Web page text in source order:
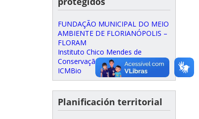
FUNDAÇÃO MUNICIPAL DO MEIO
AMBIENTE DE FLORIANÓPOLIS –
FLORAM
Instituto Chico Mendes de
Conservação da Biodiversidade –
ICMBio
Planificación territorial